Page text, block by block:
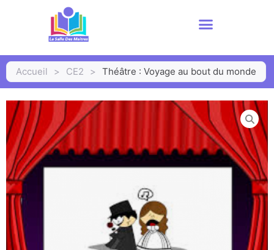
Accueil > CE2 > Théâtre : Voyage au bout du monde